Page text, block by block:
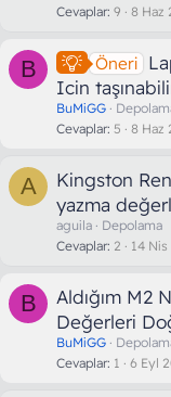
Cevaplar 9 8 Haz
B Öneri
Icin
BuMiGG
Cevaplar 5 8 Haz
A
Kingston
yazma
aguila
Depolama
Cevaplar 2 14
B
Aldığım M2
Değerleri
BuMiGG
Cevaplar 1 6 Eyl